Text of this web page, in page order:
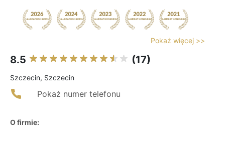
Pokaż więcej >>
8.5 (17)
Szczecin, Szczecin
Pokaż numer telefonu
O firmie: